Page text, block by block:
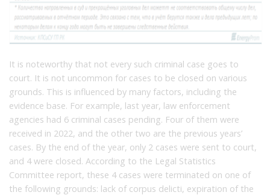
It is noteworthy that not every such criminal case goes to
court. It is not uncommon for cases to be closed on various
grounds. This is influenced by many factors, including the
evidence base. For example, last year, law enforcement
agencies had 6 criminal cases pending. Four of them were
received in 2022, and the other two are the previous years’
cases. By the end of the year, only 2 cases were sent to court,
and 4 were closed. According to the Legal Statistics
Committee report, these 4 cases were terminated on one of
the following grounds: lack of corpus delicti, expiration of the